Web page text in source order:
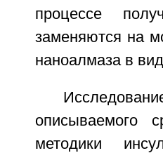
процессе
заменяются на
наноалмаза в
описываемого
методики